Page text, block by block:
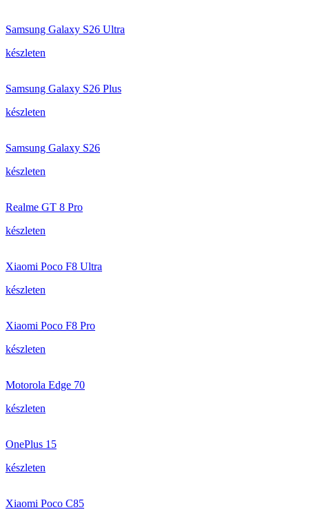
Samsung Galaxy S26 Ultra
készleten
Samsung Galaxy S26 Plus
készleten
Samsung Galaxy S26
készleten
Realme GT 8 Pro
készleten
Xiaomi Poco F8 Ultra
készleten
Xiaomi Poco F8 Pro
készleten
Motorola Edge 70
készleten
OnePlus 15
készleten
Xiaomi Poco C85